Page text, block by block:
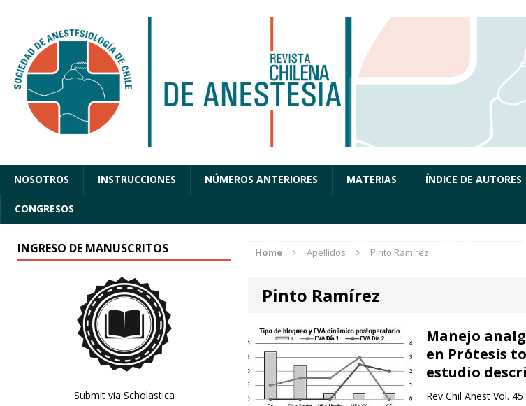
NOSOTROS INSTRUCCIONES NÚMEROS ANTERIORES MATERIAS ÍNDICE DE AUTORES
CONGRESOS
Home Apellidos Pinto Ramírez
Pinto Ramírez
Manejo
en Prótesis
estudio
Rev Chil Anest Vol.
INGRESO DE MANUSCRITOS
Submit via Scholastica